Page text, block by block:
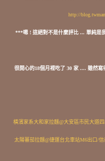
http://
***嗯 ! 這絕對不是什麼評比 ... 單純是
很開心的18個月裡吃了 30 家 .... 雖然
橫濱家系大和家拉麵@大安區市民大道
太陽蕃茄拉麵@捷運台北車站M6出口/信